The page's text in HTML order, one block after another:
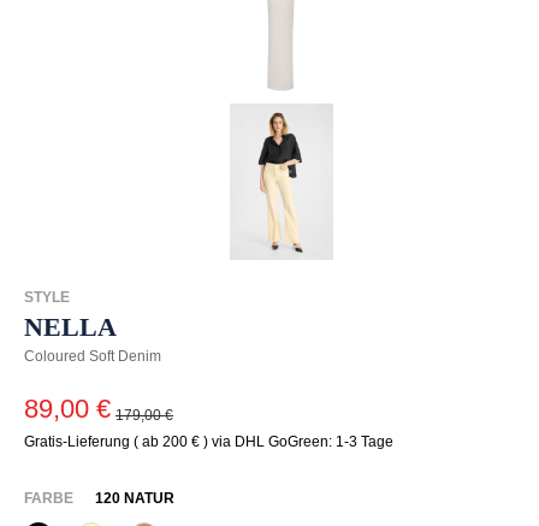
STYLE
NELLA
Coloured Soft Denim
89,00 € 179,00 €
Gratis-Lieferung ( ab 200 € ) via DHL GoGreen: 1-3 Tage
FARBEAUSWÄHLEN
120 NATUR